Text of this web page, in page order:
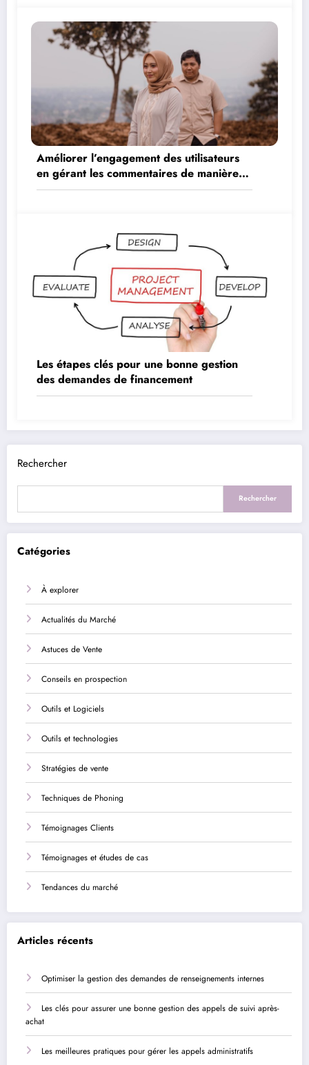
Améliorer l’engagement des utilisateurs
en gérant les commentaires de manière
proactive
Les étapes clés pour une bonne gestion
des demandes de financement
Rechercher
Rechercher
Catégories
À explorer
Actualités du Marché
Astuces de Vente
Conseils en prospection
Outils et Logiciels
Outils et technologies
Stratégies de vente
Techniques de Phoning
Témoignages Clients
Témoignages et études de cas
Tendances du marché
Articles récents
Optimiser la gestion des demandes de renseignements internes
Les clés pour assurer une bonne gestion des appels de suivi après-
achat
Les meilleures pratiques pour gérer les appels administratifs